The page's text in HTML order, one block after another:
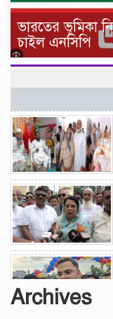
ভারতের ভূমিকা
চাইল এনসিপি
Archives